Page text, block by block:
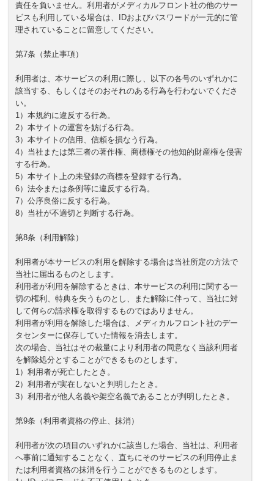
責任を負いません。利用者がメディカルフロント社の他のサー
ビスも利用している場合は、IDおよびパスワードが一元的に管
理されていることに留意してください。
第7条（禁止事項）
利用者は、本サービスの利用に際し、以下の各号のいずれかに
該当する、もしくはそのおそれのある行為を行わないでくださ
い。
1）本規約に違反する行為。
2）本サイトの運営を妨げる行為。
3）本サイトの信用、信頼を損なう行為。
4）当社または第三者の著作権、商標権その他知的財産権を侵害
する行為。
5）本サイト上の未登録の商標を登録する行為。
6）法令または条例等に違反する行為。
7）公序良俗に反する行為。
8）当社が不適切と判断する行為。
第8条（利用解除）
利用者が本サービスの利用を解除する場合は当社所定の方法で
当社に届出るものとします。
利用者が利用を解除するときは、本サービスの利用に関する一
切の権利、特典を失うものとし、また解除に伴って、当社に対
して何らの請求権を取得するものではありません。
利用者が利用を解除した場合は、メディカルフロント社のデー
タセンターに保存していた情報を消去します。
次の場合、当社はその裁量により利用者の同意なく当該利用者
を解除処分とすることができるものとします。
1）利用者が死亡したとき。
2）利用者が実在しないと判明したとき。
3）利用者が他人名義や架空名義であることが判明したとき。
第9条（利用者資格の停止、抹消）
利用者が次の項目のいずれかに該当した場合、当社は、利用者
へ事前に通知することなく、直ちにそのサービスの利用停止ま
たは利用者資格の抹消を行うことができるものとします。